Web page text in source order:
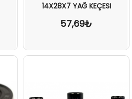
14X28X7 YAĞ KEÇESI
57,69₺